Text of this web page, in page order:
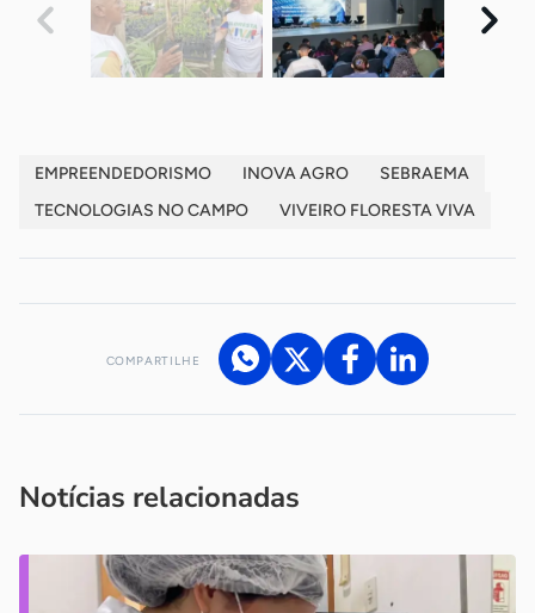
EMPREENDEDORISMO INOVA AGRO
SEBRAEMA
TECNOLOGIAS NO CAMPO
VIVEIRO FLORESTA VIVA
COMPARTILHE
Notícias relacionadas